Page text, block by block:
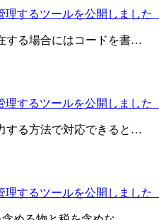
するツールを公開しました【
する場合にはコードを書…
するツールを公開しました【
する方法で対応できると…
するツールを公開しました【